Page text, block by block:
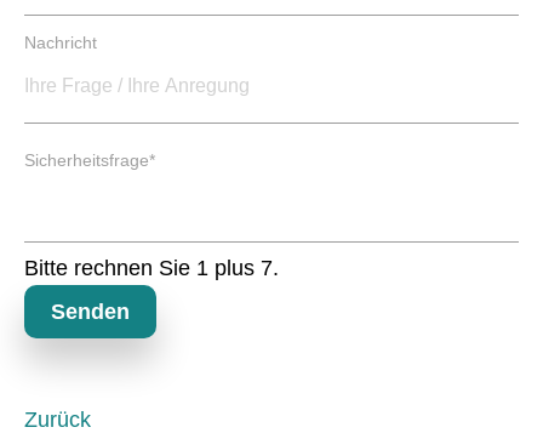
e
lh
t
l
Nachricht
P
h
f
d
Sicherheitsfrage*
Bitte rechnen Sie 1 plus 7.
Senden
Zurück